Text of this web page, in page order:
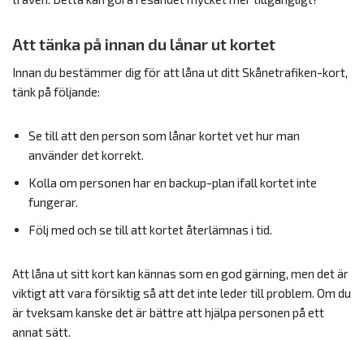
Att tänka på innan du lånar ut kortet
Innan du bestämmer dig för att låna ut ditt Skånetrafiken-kort,
tänk på följande:
Se till att den person som lånar kortet vet hur man
använder det korrekt.
Kolla om personen har en backup-plan ifall kortet inte
fungerar.
Följ med och se till att kortet återlämnas i tid.
Att låna ut sitt kort kan kännas som en god gärning, men det är
viktigt att vara försiktig så att det inte leder till problem. Om du
är tveksam kanske det är bättre att hjälpa personen på ett
annat sätt.